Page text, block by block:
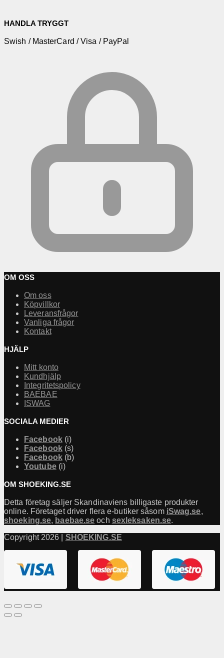
HANDLA TRYGGT
Swish / MasterCard / Visa / PayPal
OM OSS
Om oss
Köpvillkor
Leveransfrågor
Vanliga frågor
Kontakt
HJÄLP
Mitt konto
Kundhjälp
Integritetspolicy
BAEBAE
ISWAG
SOCIALA MEDIER
Facebook(i)
Facebook(s)
Facebook(b)
Youtube(i)
OM SHOEKING.SE
Detta företag säljer Skandinaviens billigaste produkter
online. Företaget driver flera e-butiker såsom iSwag.se,
shoeking.se, baebae.se och sexleksaken.se.
Copyright 2026 | SHOEKING.SE